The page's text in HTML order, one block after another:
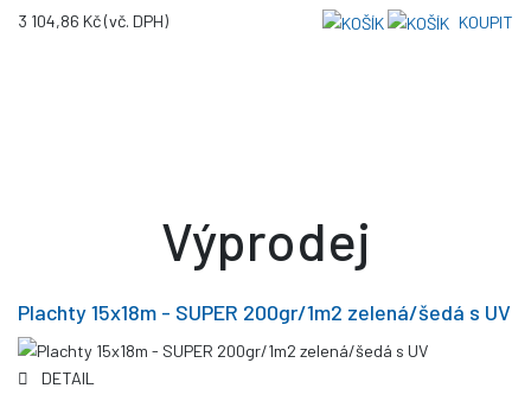
3 104,86 Kč(vč. DPH) KOUPIT
Výprodej
Plachty 15x18m - SUPER 200gr/1m2 zelená/šedá s UV
DETAIL